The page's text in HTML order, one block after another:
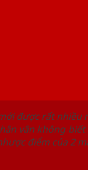
được rất nhiều
vân không
điểm của 2